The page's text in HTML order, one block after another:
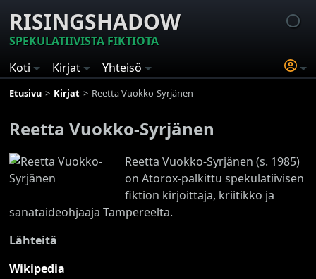
RISINGSHADOW
SPEKULATIIVISTA FIKTIOTA
Koti
Kirjat Yhteisö
Etusivu Kirjat Reetta Vuokko-Syrjänen
Reetta Vuokko-Syrjänen
Reetta Vuokko-Syrjänen (s. 1985)
on Atorox-palkittu spekulatiivisen
fiktion kirjoittaja, kriitikko ja
sanataideohjaaja Tampereelta.
Lähteitä
Wikipedia